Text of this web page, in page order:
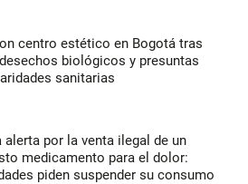
centro estético en Bogotá tras
biológicos y presuntas
sanitarias
alerta por la venta ilegal de un
medicamento para el dolor:
piden suspender su consumo